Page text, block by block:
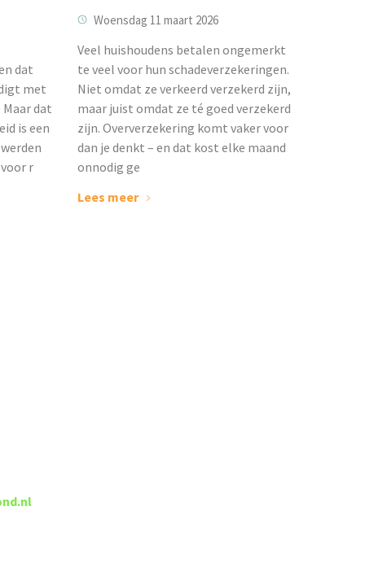
dat
met
dat
is een
r
Woensdag 11 maart 2026
Veel huishoudens betalen ongemerkt
te veel voor hun schadeverzekeringen.
Niet omdat ze verkeerd verzekerd zijn,
maar juist omdat ze té goed verzekerd
zijn. Oververzekering komt vaker voor
dan je denkt – en dat kost elke maand
onnodig ge
Lees meer